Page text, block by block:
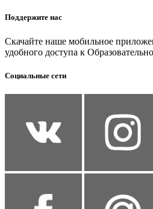
Поддержите нас
Скачайте наше мобильное
удобного доступа к
Социальные сети